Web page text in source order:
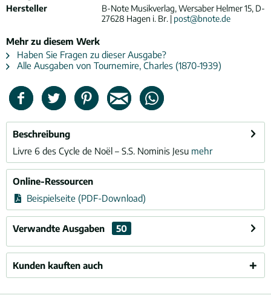
Hersteller
B-Note Musikverlag, Wersaber Helmer 15, D-
27628 Hagen i. Br. | post@bnote.de
Mehr zu diesem Werk
Haben Sie Fragen zu dieser Ausgabe?
Alle Ausgaben von Tournemire, Charles (1870-1939)
Beschreibung
Livre 6 des Cycle de Noël – S.S. Nominis Jesu mehr
Online-Ressourcen
Beispielseite (PDF-Download)
Verwandte Ausgaben 50
Kunden kauften auch